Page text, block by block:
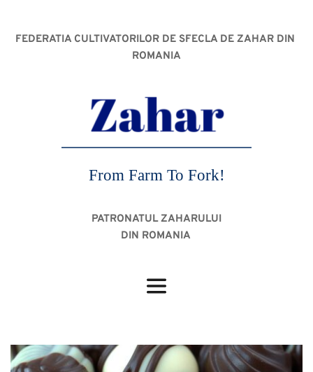
FEDERATIA CULTIVATORILOR DE SFECLA DE ZAHAR DIN
ROMANIA
From Farm To Fork!
PATRONATUL ZAHARULUI
DIN ROMANIA